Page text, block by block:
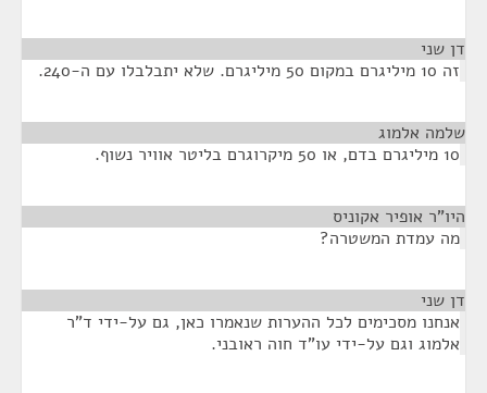
דן שני
זה 10 מיליגרם במקום 50 מיליגרם. שלא יתבלבלו עם ה-240.
שלמה אלמוג
10 מיליגרם בדם, או 50 מיקרוגרם בליטר אוויר נשוף.
היו"ר אופיר אקוניס
מה עמדת המשטרה?
דן שני
אנחנו מסכימים לכל ההערות שנאמרו כאן, גם על-ידי ד"ר
אלמוג וגם על-ידי עו"ד חוה ראובני.